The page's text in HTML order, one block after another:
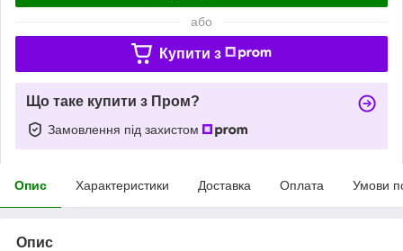
або
Купити з
Що таке купити з Пром?
Замовлення під захистом
Опис Характеристики Доставка Оплата Умови
Опис